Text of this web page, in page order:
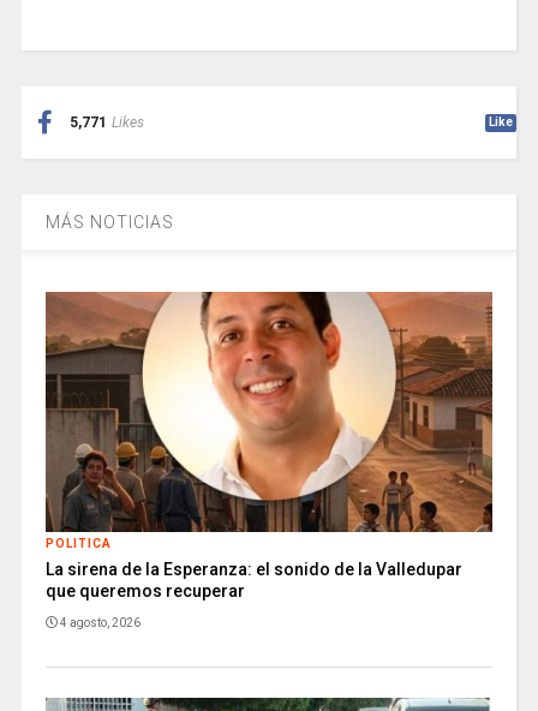
5,771 Likes Like
MÁS NOTICIAS
POLITICA
La sirena de la Esperanza: el sonido de la Valledupar
que queremos recuperar
4 agosto, 2026